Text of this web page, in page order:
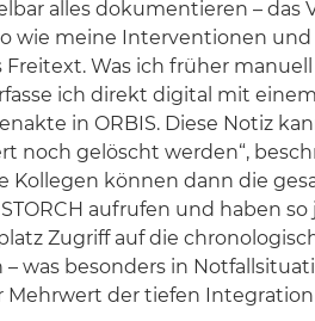
alles dokumentieren – das
wie meine Interventionen und
Freitext. Was ich früher
ich direkt digital mit
in ORBIS. Diese Notiz
noch gelöscht werden“,
Kollegen können dann die
aufrufen und haben
Zugriff auf die
– was besonders in
Mehrwert der tiefen